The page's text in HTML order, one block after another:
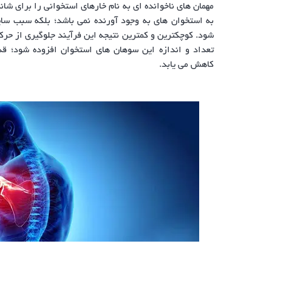
مهمان های ناخوانده ای به نام خارهای استخوانی را برای
به استخوان های به وجود آورنده نمی باشد؛ بلکه سبب
شود. کوچکترین و کمترین نتیجه این فرآیند جلوگیری از
تعداد و اندازه این سوهان های استخوان افزوده شود؛
کاهش می یابد.